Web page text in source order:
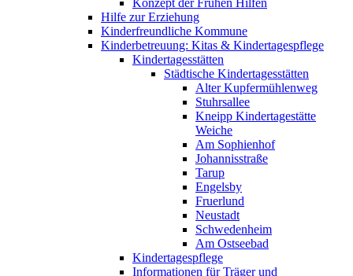
Konzept der Frühen Hilfen
Hilfe zur Erziehung
Kinderfreundliche Kommune
Kinderbetreuung: Kitas & Kindertagespflege
Kindertagesstätten
Städtische Kindertagesstätten
Alter Kupfermühlenweg
Stuhrsallee
Kneipp Kindertagestätte
Weiche
Am Sophienhof
Johannisstraße
Tarup
Engelsby
Fruerlund
Neustadt
Schwedenheim
Am Ostseebad
Kindertagespflege
Informationen für Träger und